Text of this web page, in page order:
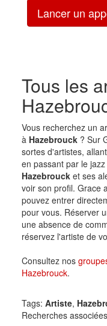
Lancer un
Tous les
Vous recherchez un
à Hazebrouck? Sur
sortes d'artistes,
en passant par le
Hazebroucket ses
voir son profil. Grace
pouvez entrer
pour vous. Réserver
une absence de
réservez l'artiste de
Consultez nos
Hazebrouck.
Tags: Artiste,
Recherches associées